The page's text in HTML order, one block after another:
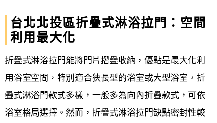
電話洽詢 0952696696
E-mail: win82015566@gmail.com
【台北北投區 淋浴拉門維修宅急便/衛浴設
台北北投區折疊式淋浴拉門：空間
利用最大化
折疊式淋浴拉門能將門片摺疊收納，優點是最大化利
用浴室空間，特別適合狹長型的浴室或大型浴室，折
疊式淋浴門款式多樣，一般多為向內折疊款式，可依
浴室格局選擇。然而，折疊式淋浴拉門缺點密封性較